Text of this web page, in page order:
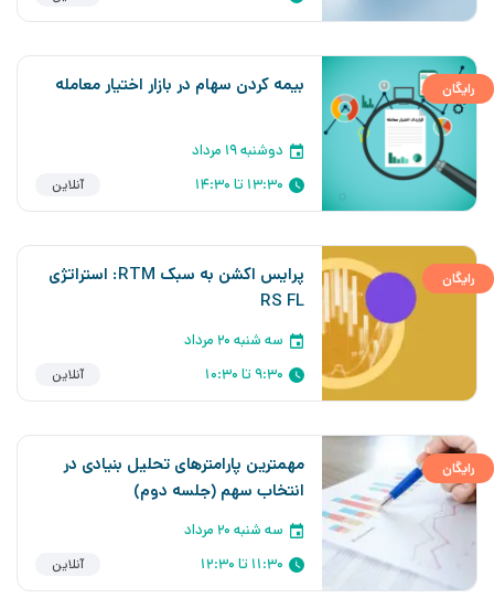
بیمه کردن سهام در بازار اختیار معامله
دوشنبه ۱۹ مرداد
13:30 تا 14:30
آنلاین
رایگان
پرایس اکشن به سبک RTM: استراتژی
RS FL
سه شنبه ۲۰ مرداد
9:30 تا 10:30
آنلاین
رایگان
مهمترین پارامترهای تحلیل بنیادی در
انتخاب سهم (جلسه دوم)
سه شنبه ۲۰ مرداد
11:30 تا 12:30
آنلاین
رایگان